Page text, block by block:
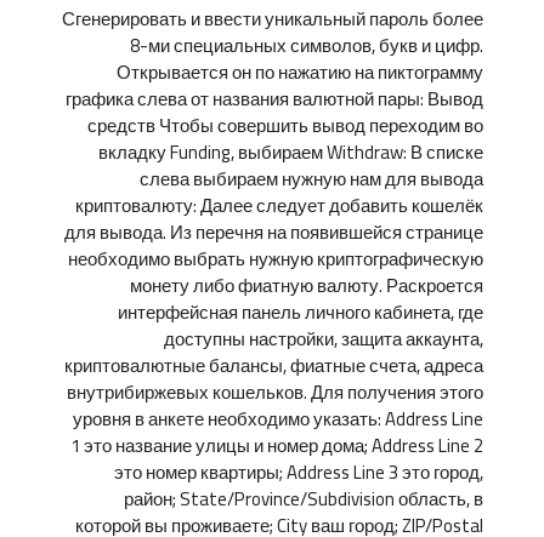
Сгенерировать и ввести уникальный пароль более
8-ми специальных символов, букв и цифр.
Открывается он по нажатию на пиктограмму
графика слева от названия валютной пары: Вывод
средств Чтобы совершить вывод переходим во
вкладку Funding, выбираем Withdraw: В списке
слева выбираем нужную нам для вывода
криптовалюту: Далее следует добавить кошелёк
для вывода. Из перечня на появившейся странице
необходимо выбрать нужную криптографическую
монету либо фиатную валюту. Раскроется
интерфейсная панель личного кабинета, где
доступны настройки, защита аккаунта,
криптовалютные балансы, фиатные счета, адреса
внутрибиржевых кошельков. Для получения этого
уровня в анкете необходимо указать: Address Line
1 это название улицы и номер дома; Address Line 2
это номер квартиры; Address Line 3 это город,
район; State/Province/Subdivision область, в
которой вы проживаете; City ваш город; ZIP/Postal